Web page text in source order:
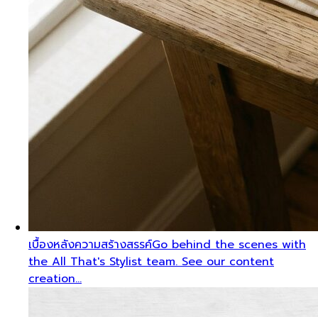
เบื้องหลังความสร้างสรรค์Go behind the scenes with
the All That's Stylist team. See our content
creation…